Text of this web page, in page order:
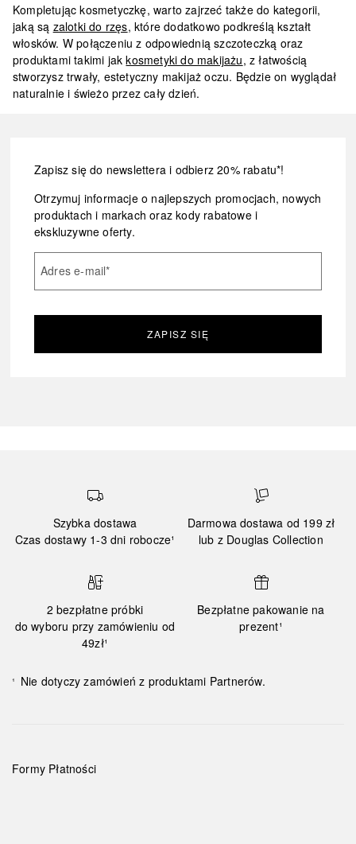
Kompletując kosmetyczkę, warto zajrzeć także do kategorii,
jaką są zalotki do rzęs, które dodatkowo podkreślą kształt
włosków. W połączeniu z odpowiednią szczoteczką oraz
produktami takimi jakkosmetyki do makijażu, z łatwością
stworzysz trwały, estetyczny makijaż oczu. Będzie on wyglądał
naturalnie i świeżo przez cały dzień.
Zapisz się do newslettera i odbierz 20% rabatu*!
Otrzymuj informacje o najlepszych promocjach, nowych
produktach i markach oraz kody rabatowe i
ekskluzywne oferty.
Adres e-mail*
ZAPISZ SIĘ
Szybka dostawa
Czas dostawy 1-3 dni robocze¹
Darmowa dostawa od 199 zł
lub z Douglas Collection
2 bezpłatne próbki
do wyboru przy zamówieniu od
49zł¹
Bezpłatne pakowanie na
prezent¹
¹ Nie dotyczy zamówień z produktami Partnerów.
Formy Płatności